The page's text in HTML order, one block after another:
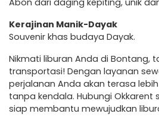
Kerajinan Manik-Dayak
Souvenir khas budaya Dayak.
Nikmati liburan Anda di Bontang,
transportasi! Dengan layanan
perjalanan Anda akan terasa
tanpa kendala. Hubungi Okkarent
siap membantu mewujudkan